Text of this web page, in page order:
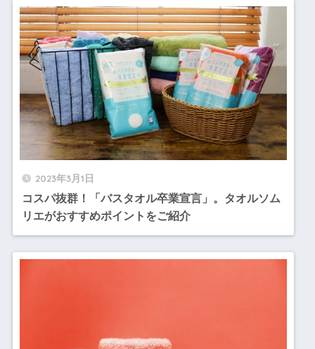
2023年3月1日
コスパ抜群！「バスタオル卒業宣言」。タオルソム
リエがおすすめポイントをご紹介